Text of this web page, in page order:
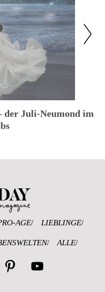
der Juli-Neumond im
weiter
AGE LIEBLINGE
ALLE